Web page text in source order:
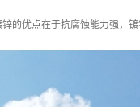
的优点在于抗腐蚀能力强，镀